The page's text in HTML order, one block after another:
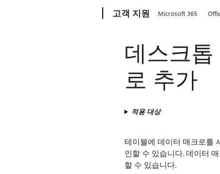
고객 지원 Microsoft 365
데스크
로 추가
적용 대상
테이블에 데이터 매크로를
인할 수 있습니다. 데이터
할 수 있습니다.